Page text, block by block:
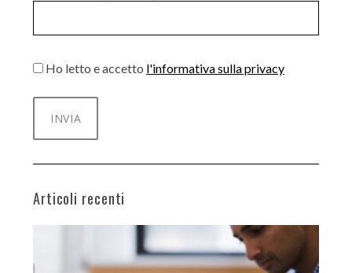
Ho letto e accetto l'informativa sulla privacy
Articoli recenti